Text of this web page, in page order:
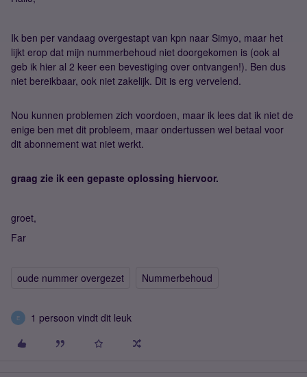
Ik ben per vandaag overgestapt van kpn naar Simyo, maar het
lijkt erop dat mijn nummerbehoud niet doorgekomen is (ook al
geb ik hier al 2 keer een bevestiging over ontvangen!). Ben dus
niet bereikbaar, ook niet zakelijk. Dit is erg vervelend.
Nou kunnen problemen zich voordoen, maar ik lees dat ik niet de
enige ben met dit probleem, maar ondertussen wel betaal voor
dit abonnement wat niet werkt.
graag zie ik een gepaste oplossing hiervoor.
groet,
Far
oude nummer overgezet Nummerbehoud
E 1 persoon vindt dit leuk